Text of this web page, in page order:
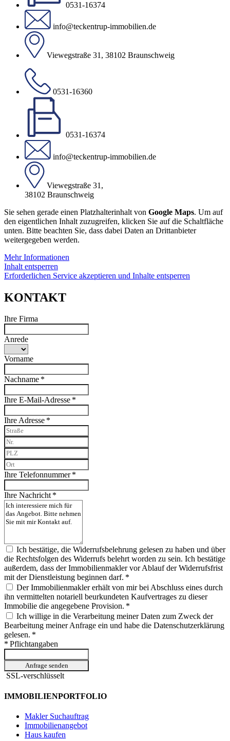
0531-16374
info@teckentrup-immobilien.de
Viewegstraße 31, 38102 Braunschweig
0531-16360
0531-16374
info@teckentrup-immobilien.de
Viewegstraße 31,
38102 Braunschweig
Sie sehen gerade einen Platzhalterinhalt von Google Maps. Um auf
den eigentlichen Inhalt zuzugreifen, klicken Sie auf die Schaltfläche
unten. Bitte beachten Sie, dass dabei Daten an Drittanbieter
weitergegeben werden.
Mehr Informationen
Inhalt entsperren
Erforderlichen Service akzeptieren und Inhalte entsperren
KONTAKT
Ihre Firma
Anrede
Vorname
Nachname *
Ihre E-Mail-Adresse *
Ihre Adresse *
Ihre Telefonnummer *
Ihre Nachricht *
Ich bestätige, die Widerrufsbelehrung gelesen zu haben und über
die Rechtsfolgen des Widerrufs belehrt worden zu sein. Ich bestätige
außerdem, dass der Immobilienmakler vor Ablauf der Widerrufsfrist
mit der Dienstleistung beginnen darf. *
Der Immobilienmakler erhält von mir bei Abschluss eines durch
ihn vermittelten notariell beurkundeten Kaufvertrages zu dieser
Immobilie die angegebene Provision. *
Ich willige in die Verarbeitung meiner Daten zum Zweck der
Bearbeitung meiner Anfrage ein und habe die Datenschutzerklärung
gelesen. *
* Pflichtangaben
Anfrage senden
SSL-verschlüsselt
IMMOBILIENPORTFOLIO
Makler Suchauftrag
Immobilienangebot
Haus kaufen